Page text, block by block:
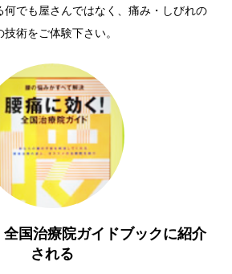
何でも屋さんではなく、痛み・しびれの
術をご体験下さい。
全国治療院ガイドブックに紹介
される